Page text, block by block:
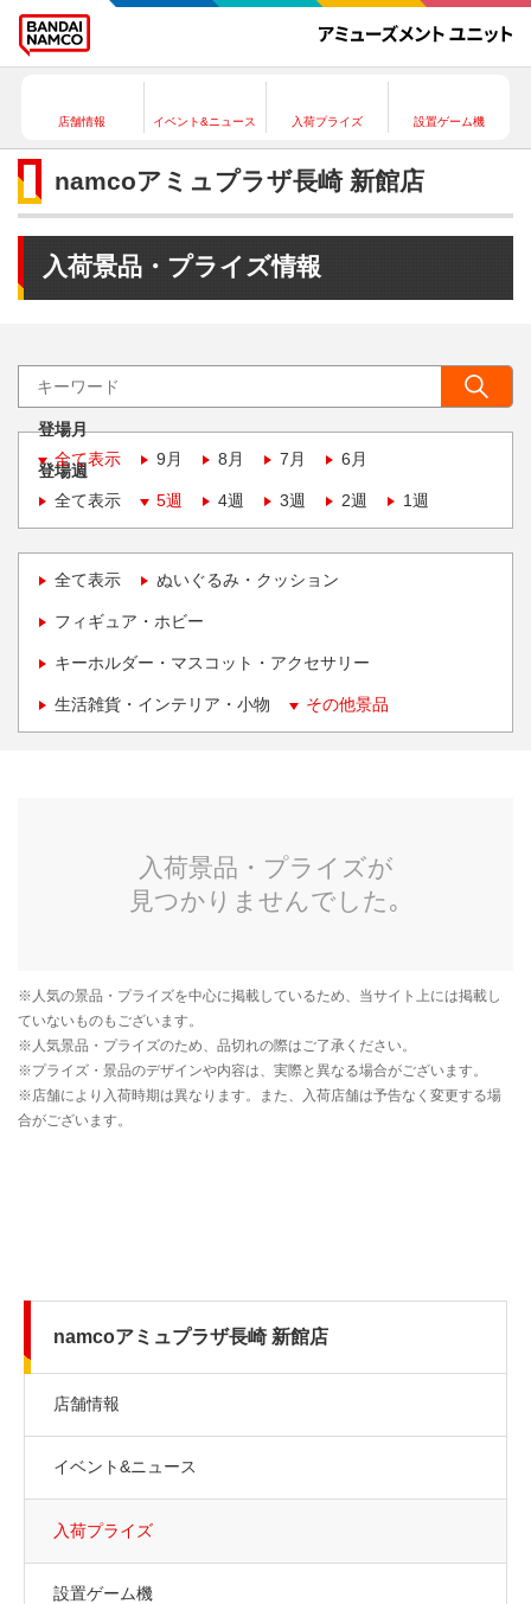
店舗情報 イベント&ニュース 入荷プライズ 設置ゲーム機
namcoアミュプラザ長崎 新館店
入荷景品・プライズ情報
登場月
全て表示
9月 8月 7月 6月
登場週
全て表示
5週 4週 3週 2週 1週
全て表示 ぬいぐるみ・クッション
フィギュア・ホビー
キーホルダー・マスコット・アクセサリー
生活雑貨・インテリア・小物 その他景品
namcoアミュプラザ長崎 新館店
店舗情報
イベント&ニュース
入荷プライズ
設置ゲーム機